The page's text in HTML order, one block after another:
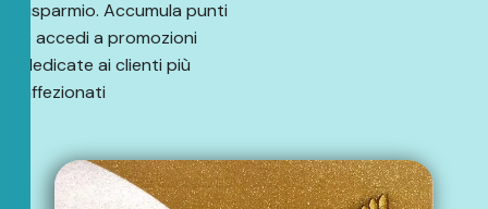
risparmio. Accumula punti
e accedi a promozioni
dedicate ai clienti più
affezionati